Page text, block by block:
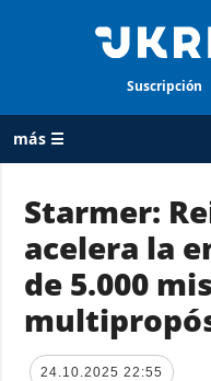
Suscripción
más ☰
TODAS LAS
CATEGORÍAS
Guerra
Reconstrucción
de Ucrania
Starmer:
acelera la
de 5.000
24.10.2025 22:55